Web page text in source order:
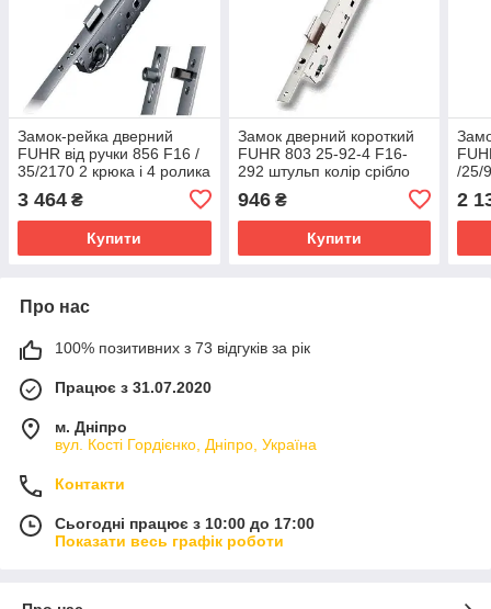
Замок-рейка дверний
FUHR від ручки 856 F16 /
35/2170 2 крюка і 4 ролика
3 464 ₴
Купити
Замок дверний короткий
FUHR 803 25-92-4 F16-
292 штульп колір срібло
946₴
Купити
/25/
2
Про нас
100% позитивних з 73 відгуків за рік
Працює з 31.07.2020
м. Дніпро
вул. Кості Гордієнко, Дніпро, Україна
Контакти
Сьогодні працює з 10:00 до 17:00
Показати весь графік роботи